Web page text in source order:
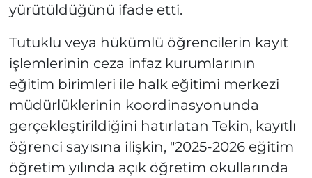
yürütüldüğünü ifade etti.
Tutuklu veya hükümlü öğrencilerin kayıt
işlemlerinin ceza infaz kurumlarının
eğitim birimleri ile halk eğitimi merkezi
müdürlüklerinin koordinasyonunda
gerçekleştirildiğini hatırlatan Tekin, kayıtlı
öğrenci sayısına ilişkin, "2025-2026 eğitim
öğretim yılında açık öğretim okullarında